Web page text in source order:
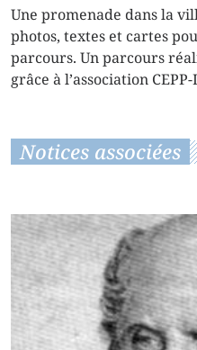
Une promenade dans la
photos, textes et cartes
parcours. Un parcours
grâce à l’association
Notices associées